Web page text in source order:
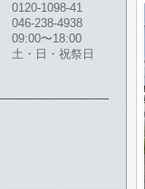
0120-1098-41
046-238-4938
09:00〜18:00
土・日・祝祭日